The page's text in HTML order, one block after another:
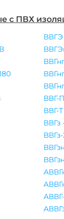
с ПВХ
ВВГЭ
ВВГ-
ВВГ-Т
ВВГз